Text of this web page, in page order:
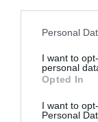
Personal
I want to
personal
Opted In
I want to
Personal
Valencia y el
Sobre
Intelligence